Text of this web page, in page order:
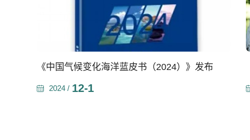
《中国气候变化海洋蓝皮书（2024）》发布
2024 / 12-1